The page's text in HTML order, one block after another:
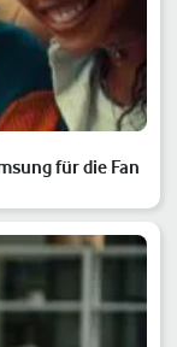
für die Fan